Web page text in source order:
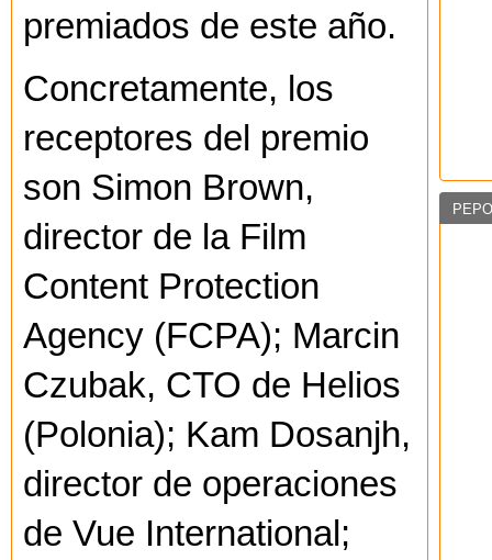
premiados de este año.
Concretamente, los
receptores del premio
son Simon Brown,
director de la Film
Content Protection
Agency (FCPA); Marcin
Czubak, CTO de Helios
(Polonia); Kam Dosanjh,
director de operaciones
de Vue International;